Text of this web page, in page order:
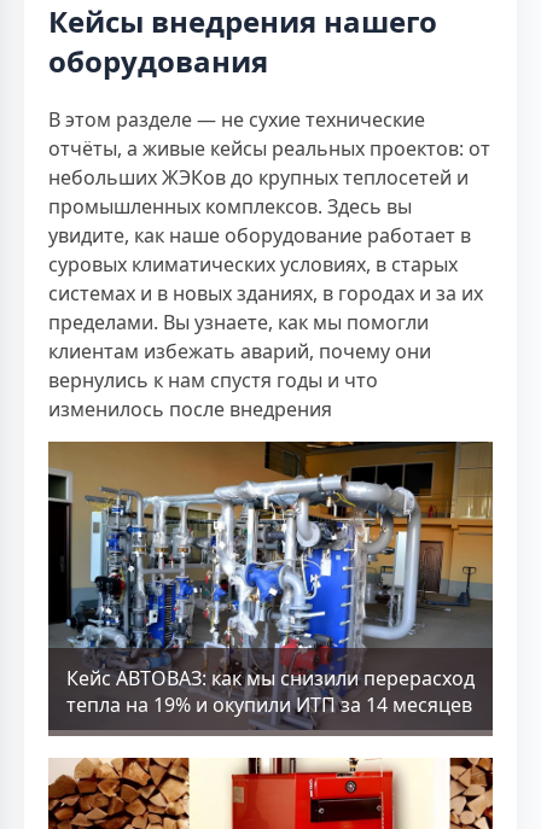
Кейсы внедрения нашего
оборудования
В этом разделе — не сухие технические
отчёты, а живые кейсы реальных проектов: от
небольших ЖЭКов до крупных теплосетей и
промышленных комплексов. Здесь вы
увидите, как наше оборудование работает в
суровых климатических условиях, в старых
системах и в новых зданиях, в городах и за их
пределами. Вы узнаете, как мы помогли
клиентам избежать аварий, почему они
вернулись к нам спустя годы и что
изменилось после внедрения
Кейс АВТОВАЗ: как мы снизили перерасход
тепла на 19% и окупили ИТП за 14 месяцев